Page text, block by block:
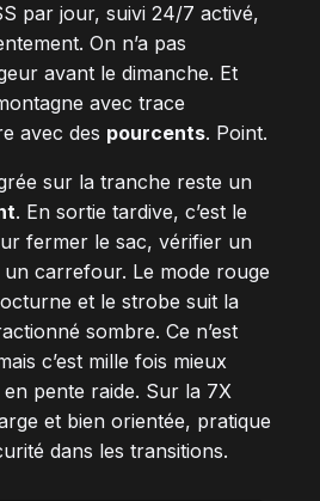
par jour, suivi 24/7 activé,
On n’a pas
avant le dimanche. Et
avec trace
avec des pourcents. Point.
sur la tranche reste un
. En sortie tardive, c’est le
fermer le sac, vérifier un
carrefour. Le mode rouge
et le strobe suit la
sombre. Ce n’est
c’est mille fois mieux
pente raide. Sur la 7X
et bien orientée, pratique
dans les transitions.